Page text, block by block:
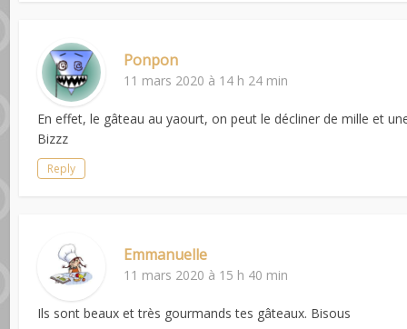
Ponpon
11 mars 2020 à 14 h 24 min
En effet, le gâteau au yaourt, on peut le décliner de mille et
Bizzz
Reply
Emmanuelle
11 mars 2020 à 15 h 40 min
Ils sont beaux et très gourmands tes gâteaux. Bisous